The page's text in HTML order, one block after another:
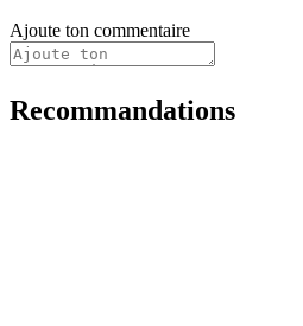
Ajoute ton commentaire
Recommandations